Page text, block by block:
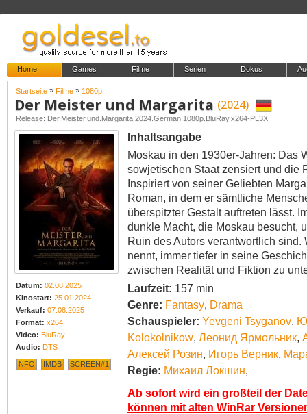
Home Games Filme Serien Dokus
Startseite » Filme » 1080p
Der Meister und Margarita (2024)
Release: Der.Meister.und.Margarita.2024.German.1080p.BluRay.x264-PL3X
Datum: 02.08.2025
Kinostart: 25.01.2024
Verkauf: 07.08.2025
Format: x264
Video: BluRay
Audio: DTS
NFO IMDB SCREEN#1
Inhaltsangabe
Moskau in den 1930er-Jahren: Das
sowjetischen Staat zensiert und die
Inspiriert von seiner Geliebten
Roman, in dem er sämtliche
überspitzter Gestalt auftreten lässt.
dunkle Macht, die Moskau besucht,
Ruin des Autors verantwortlich
nennt, immer tiefer in seine
zwischen Realität und Fiktion zu
Laufzeit: 157 min
Genre: Fantasy, Drama
Schauspieler: Yevgeni Tsyganov,
Kolokolnikow, Леонид Ярмольник,
Алексей Розин, Игорь Верник,
Regie: Михаил Локшин,
Ab sofort wird ein großteil der
können mit alten WinRar